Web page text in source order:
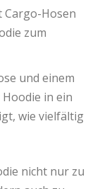
Cargo-Hosen
zum
und einem
in ein
wie vielfältig
nicht nur zu